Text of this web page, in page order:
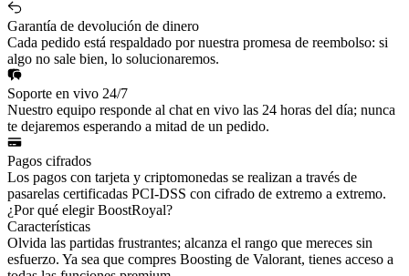
Garantía de devolución de dinero
Cada pedido está respaldado por nuestra promesa de reembolso: si
algo no sale bien, lo solucionaremos.
Soporte en vivo 24/7
Nuestro equipo responde al chat en vivo las 24 horas del día; nunca
te dejaremos esperando a mitad de un pedido.
Pagos cifrados
Los pagos con tarjeta y criptomonedas se realizan a través de
pasarelas certificadas PCI-DSS con cifrado de extremo a extremo.
¿Por qué elegir BoostRoyal?
Características
Olvida las partidas frustrantes; alcanza el rango que mereces sin
esfuerzo. Ya sea que compres Boosting de Valorant, tienes acceso a